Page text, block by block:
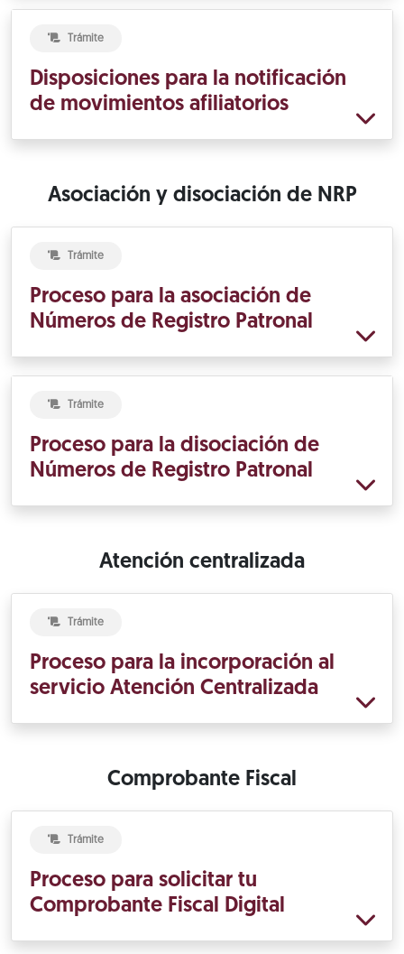
Trámite
Disposiciones para la notificación
de movimientos afiliatorios
Asociación y disociación de NRP
Trámite
Proceso para la asociación de
Números de Registro Patronal
Trámite
Proceso para la disociación de
Números de Registro Patronal
Atención centralizada
Trámite
Proceso para la incorporación al
servicio Atención Centralizada
Comprobante Fiscal
Trámite
Proceso para solicitar tu
Comprobante Fiscal Digital